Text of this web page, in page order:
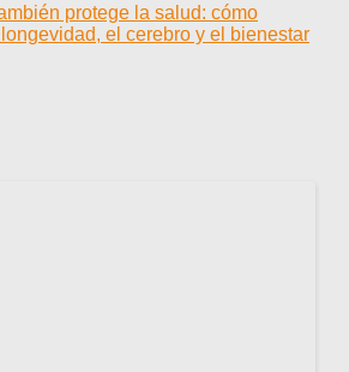
protege la salud: cómo
el cerebro y el bienestar